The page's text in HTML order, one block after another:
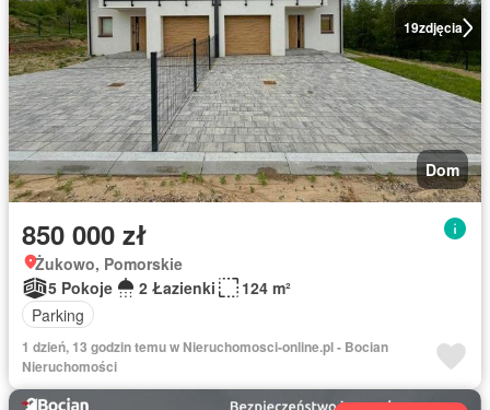
19zdjęcia
Dom
850 000 zł
Żukowo, Pomorskie
5 Pokoje
2 Łazienki
124 m²
Parking
1 dzień, 13 godzin temu w Nieruchomosci-online.pl - Bocian
Nieruchomości